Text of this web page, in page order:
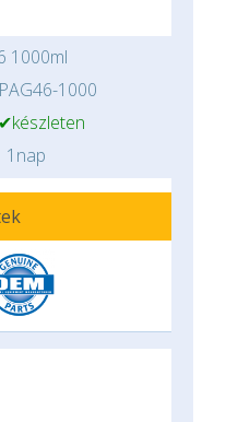
1000ml
PAG46-1000
✔készleten
1nap